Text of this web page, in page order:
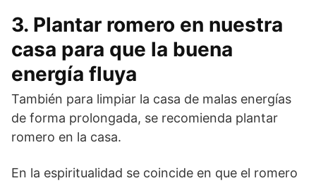
3. Plantar romero en nuestra
casa para que la buena
energía fluya
También para limpiar la casa de malas energías
de forma prolongada, se recomienda plantar
romero en la casa.
En la espiritualidad se coincide en que el romero